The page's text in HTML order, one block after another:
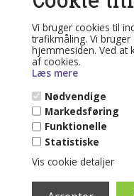
Vi bruger cookies til
trafikmåling. Vi
hjemmesiden. Ved at
af cookies.
Læs mere
Nødvendige
Markedsføring
Funktionelle
Statistiske
Vis cookie detaljer